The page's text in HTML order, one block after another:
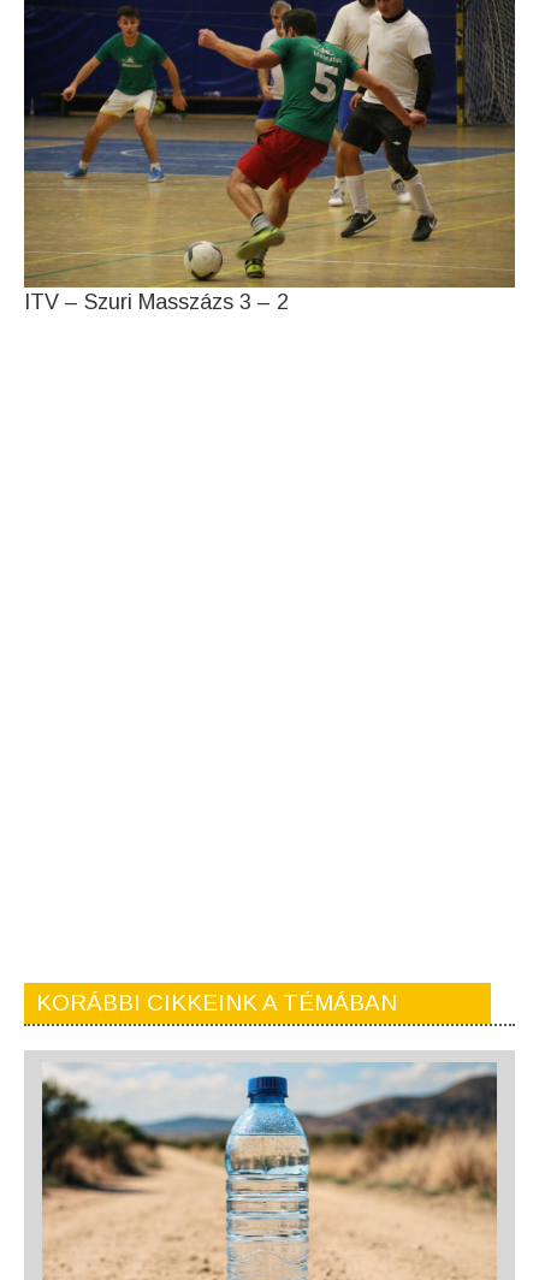
ITV – Szuri Masszázs 3 – 2
KORÁBBI CIKKEINK A TÉMÁBAN